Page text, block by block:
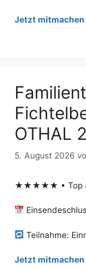
Jetzt
OTHAL
5. August 2026
★★★★★ • Top
Teilnahme:
Jetzt